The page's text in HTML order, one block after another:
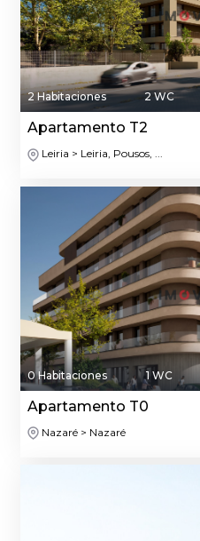
2 Habitaciones 2 WC
Apartamento T2
Leiria > Leiria, Pousos, ...
0 Habitaciones 1 WC
Apartamento T0
Nazaré > Nazaré